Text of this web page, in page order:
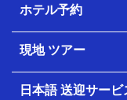
ホテル予約
現地 ツアー
日本語 送迎サービ